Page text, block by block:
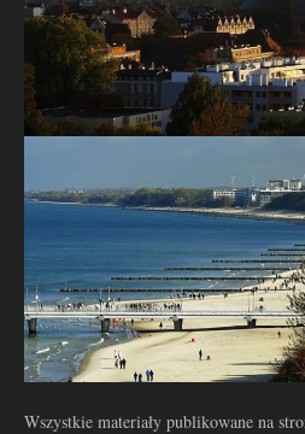
Wszystkie materiały publikowane na